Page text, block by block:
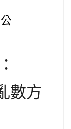
數方